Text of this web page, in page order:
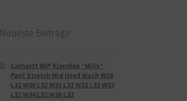
Neueste Beiträge
Carhartt WIP Klondike “Mills“
Pant Stretch Mid Used Wash W28
L32 W30 L32 W31 L32 W32 L32 W33
L32 W34 L32 W36 L32